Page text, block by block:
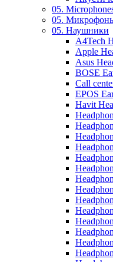
05.
05.
05. Наушники
A4Tech
Apple
Asus
BOSE
Call
EPOS
Havit